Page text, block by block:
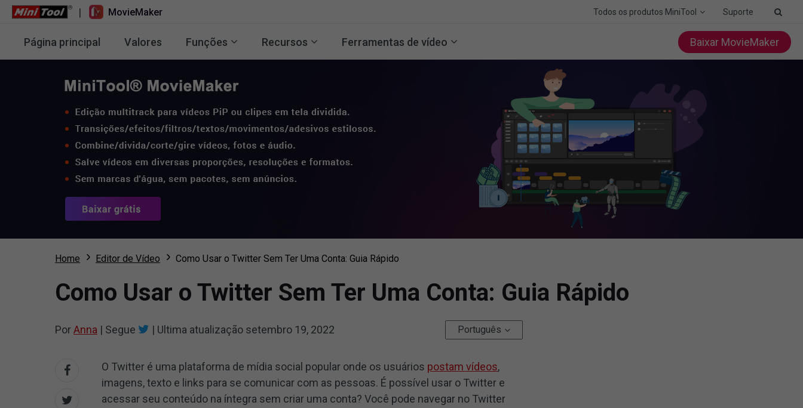
| MovieMaker Todos os produtos MiniTool Suporte
Página principal Valores Funções Recursos Ferramentas de vídeo Baixar MovieMaker
Home Editor de Vídeo Como Usar o Twitter Sem Ter Uma Conta: Guia Rápido
Como Usar o Twitter Sem Ter Uma Conta: Guia Rápido
PorAnna | Segue | Ultima atualização setembro 19, 2022 Português
O Twitter é uma plataforma de mídia social popular onde os usuários postam vídeos,
imagens, texto e links para se comunicar com as pessoas. É possível usar o Twitter e
acessar seu conteúdo na íntegra sem criar uma conta? Você pode navegar no Twitter